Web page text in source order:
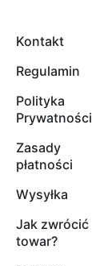
Kontakt
Regulamin
Polityka
Prywatności
Zasady
płatności
Wysyłka
Jak zwrócić
towar?